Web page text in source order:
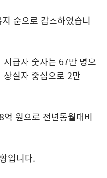
순으로 감소하였습니
급자 숫자는 67만 명으
상실자 중심으로 2만
원으로 전년동월대비
입니다.